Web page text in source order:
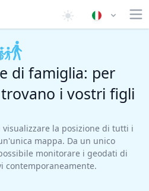
di famiglia: per
i vostri figli
visualizzare la posizione di tutti i
mappa. Da un unico
monitorare i geodati di
contemporaneamente.